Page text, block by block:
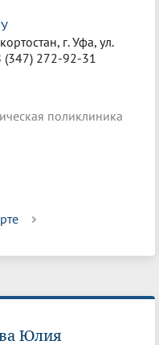
г. Уфа, ул.
(347) 272-92-31
поликлиника
Юлия